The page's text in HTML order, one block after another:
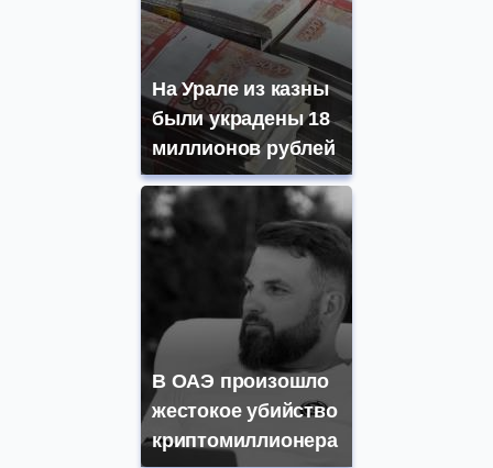
На Урале из казны
были украдены 18
миллионов рублей
В ОАЭ произошло
жестокое убийство
криптомиллионера